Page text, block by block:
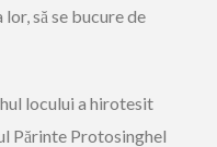
să se bucure de
locului a hirotesit
Părinte Protosinghel